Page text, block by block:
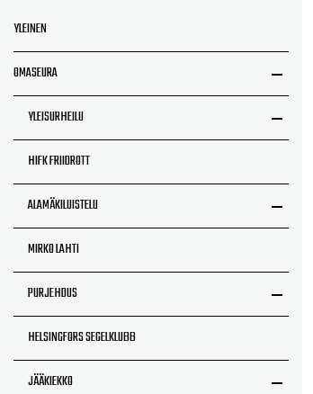
YLEINEN
OMASEURA
YLEISURHEILU
HIFK FRIIDROTT
ALAMÄKILUISTELU
MIRKO LAHTI
PURJEHDUS
HELSINGFORS SEGELKLUBB
JÄÄKIEKKO